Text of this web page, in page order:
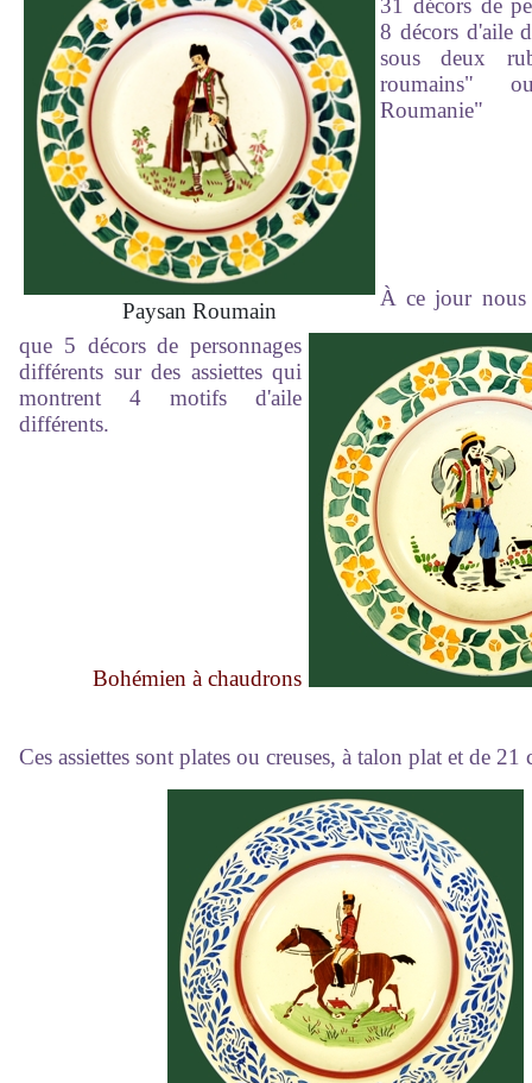
Paysan Roumain
31 décors de
8 décors d'aile
sous deux
roumains"
Roumanie"
À ce jour nous
que 5 décors de personnages
différents sur des assiettes qui
montrent 4 motifs d'aile
différents.
Bohémien à chaudrons
Ces assiettes sont plates ou creuses, à talon plat et de 21